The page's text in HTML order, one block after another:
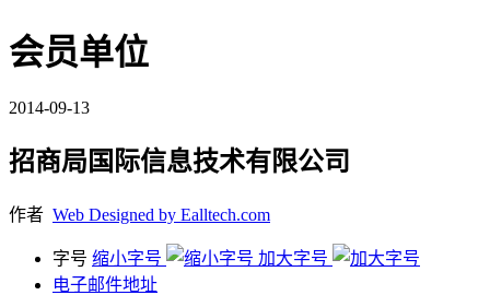
会员单位
2014-09-13
招商局国际信息技术有限公司
作者 Web Designed by Ealltech.com
字号 缩小字号
加大字号
电子邮件地址